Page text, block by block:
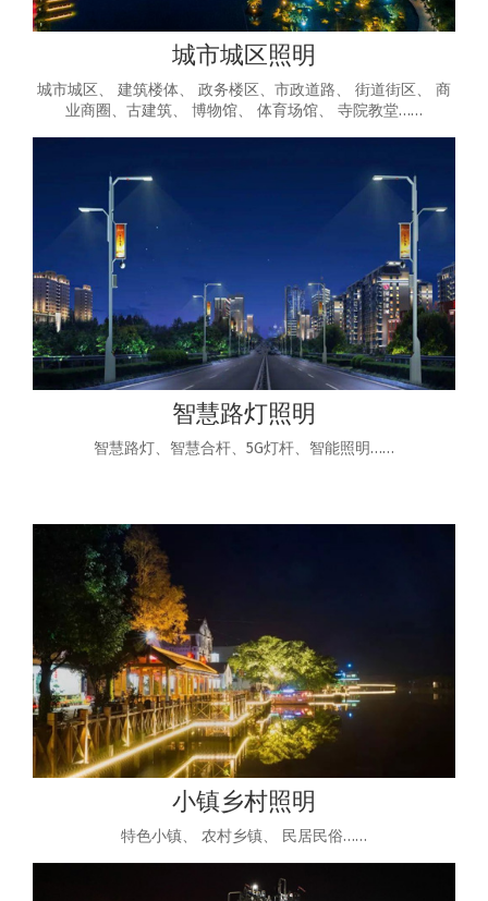
城市城区照明
城市城区、 建筑楼体、 政务楼区、市政道路、 街道街区、 商
业商圈、古建筑、 博物馆、 体育场馆、 寺院教堂……
智慧路灯照明
智慧路灯、智慧合杆、5G灯杆、智能照明……
小镇乡村照明
特色小镇、 农村乡镇、 民居民俗……